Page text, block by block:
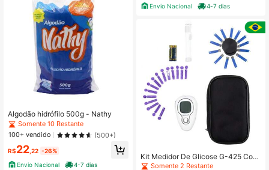
Algodão hidrófilo 500g - Nathy
Somente 10 Restante
100+ vendido
(500+)
R$22 ,22 -26%
Envio Nacional
4-7 dias
Envio Nacional
4-7 dias
Kit Medidor De Glicose G-425 Com
pleto com 25 tiras - Bioland
Somente 2 Restante